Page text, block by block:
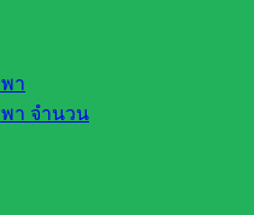
า
า จำนวน